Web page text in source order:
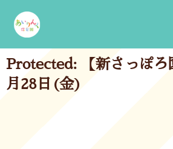
content
Protected: 【新さっぽろ
月28日(金)